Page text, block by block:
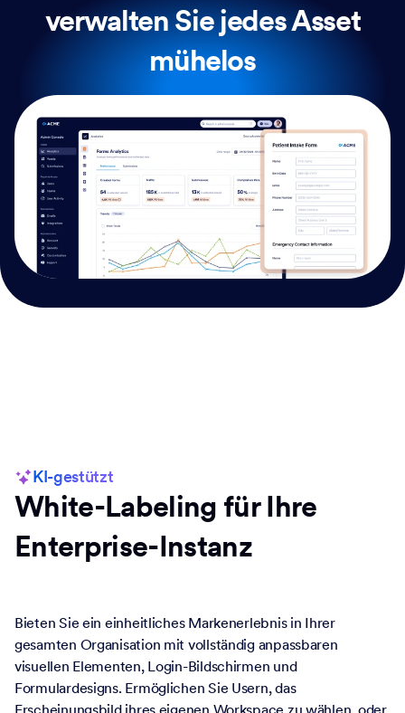
verwalten Sie jedes Asset
mühelos
KI-gestützt
White-Labeling für Ihre
Enterprise-Instanz
Bieten Sie ein einheitliches Markenerlebnis in Ihrer
gesamten Organisation mit vollständig anpassbaren
visuellen Elementen, Login-Bildschirmen und
Formulardesigns. Ermöglichen Sie Usern, das